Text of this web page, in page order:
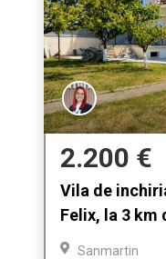
2.200 €
Vila de
Felix, la 3 km
Sanmartin